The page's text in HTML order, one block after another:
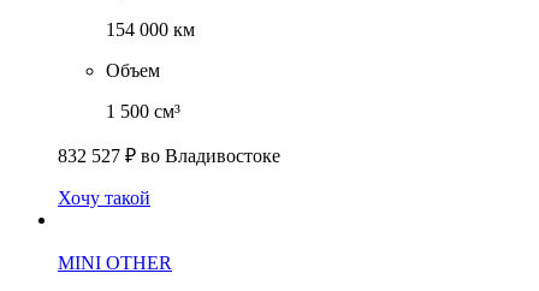
154 000 км
Объем
1 500 см³
832 527 ₽ во Владивостоке
Хочу такой
MINI OTHER